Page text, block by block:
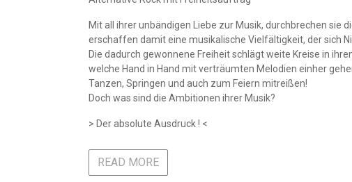
Mit all ihrer unbändigen Liebe zur Musik, durchbrechen sie
erschaffen damit eine musikalische Vielfältigkeit, der sich
Die dadurch gewonnene Freiheit schlägt weite Kreise in
welche Hand in Hand mit verträumten Melodien einher
Tanzen, Springen und auch zum Feiern mitreißen!
Doch was sind die Ambitionen ihrer Musik?
> Der absolute Ausdruck ! <
READ MORE